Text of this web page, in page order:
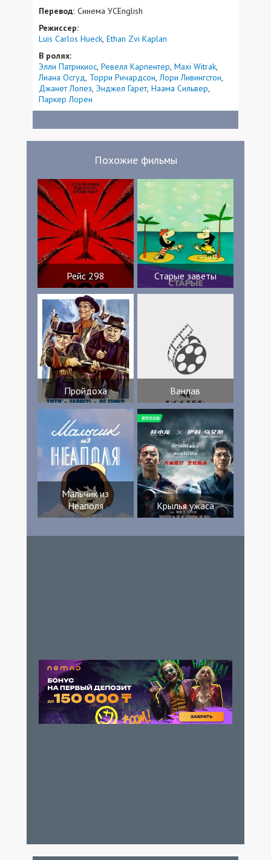
Перевод: Синема УСEnglish
Режиссер:
Luis Carlos Hueck Ethan Zvi Kaplan
В ролях:
Элли Патрикиос Ревелл Карпентер Maxi Witrak
Лиана Осгуд Торри Ричардсон Лори Ливингстон
Джанет Лопез Энджел Гарет Наама Сильвер
Паркер Лорен
Похожие фильмы
Рейс 298 Старые заветы
Пройдоха Ванлав
Мальчик из
Неаполя
Крылья ужаса